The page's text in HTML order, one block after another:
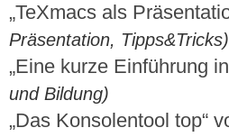
„TeXmacs als
Präsentation, Tipps&Tricks)
„Eine kurze Einführung
und Bildung)
„Das Konsolentool top“